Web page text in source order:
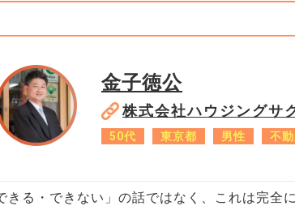
返済」を求められるリスク
（夫）が住むこと」が条件です。役所から銀
便物が届かないことなどでいずれ確実にバレ
括返済を求められる恐れがあります。
れるリスク
費などで苦しくなりローンの支払いをやめて
金子徳公
株式会社ハウジングサ
50代 東京都 男性 不
きる・できない」の話ではなく、これは完全